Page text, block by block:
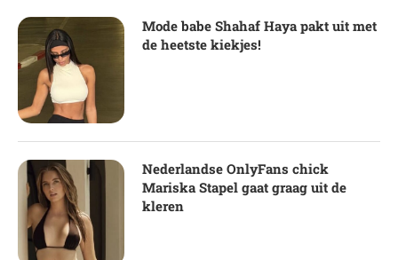
Mode babe Shahaf Haya pakt uit met
de heetste kiekjes!
Nederlandse OnlyFans chick
Mariska Stapel gaat graag uit de
kleren